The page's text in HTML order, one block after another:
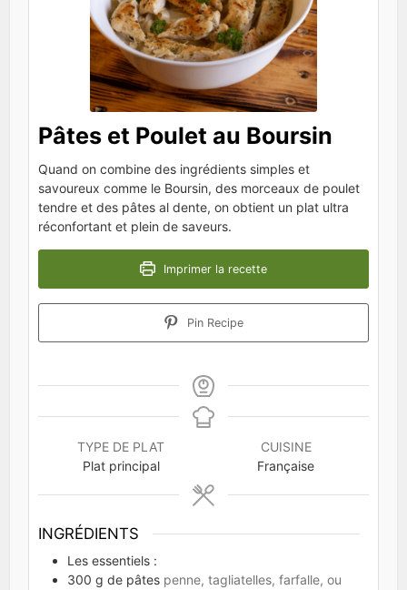
Pâtes et Poulet au Boursin
Quand on combine des ingrédients simples et
savoureux comme le Boursin, des morceaux de poulet
tendre et des pâtes al dente, on obtient un plat ultra
réconfortant et plein de saveurs.
Imprimer la recette
Pin Recipe
TYPE DE PLAT
Plat principal
CUISINE
Française
INGRÉDIENTS
Les essentiels :
300 g de pâtes penne, tagliatelles, farfalle, ou